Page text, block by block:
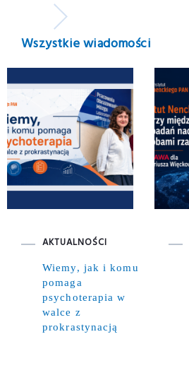
Wszystkie wiadomości
AKTUALNOŚCI
Wiemy, jak i komu
pomaga
psychoterapia w
walce z
prokrastynacją